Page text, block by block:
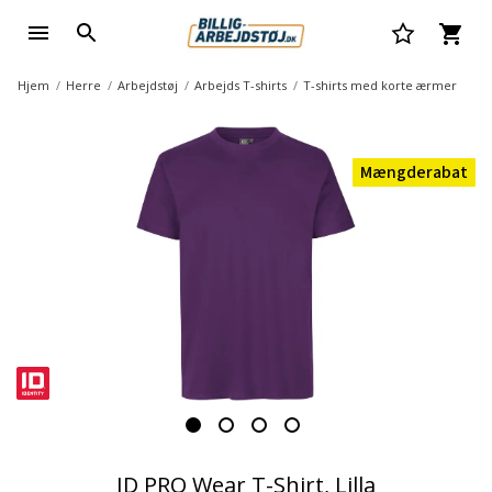
Hjem Herre Arbejdstøj Arbejds T-shirts T-shirts med korte ærmer
Mængderabat
ID PRO Wear T-Shirt, Lilla